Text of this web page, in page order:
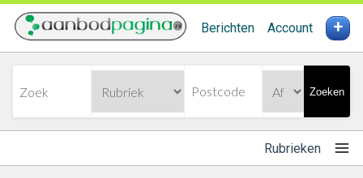
Berichten Account +
Zoeken
Rubrieken